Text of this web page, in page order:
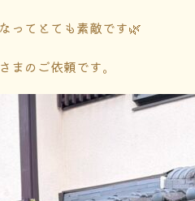
ってとても素敵です🌿
まのご依頼です。